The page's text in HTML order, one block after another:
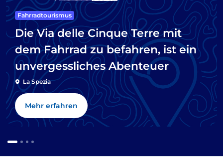
Fahrradtourismus
Die Via delle Cinque Terre mit
dem Fahrrad zu befahren, ist ein
unvergessliches Abenteuer
La Spezia
Mehr erfahren